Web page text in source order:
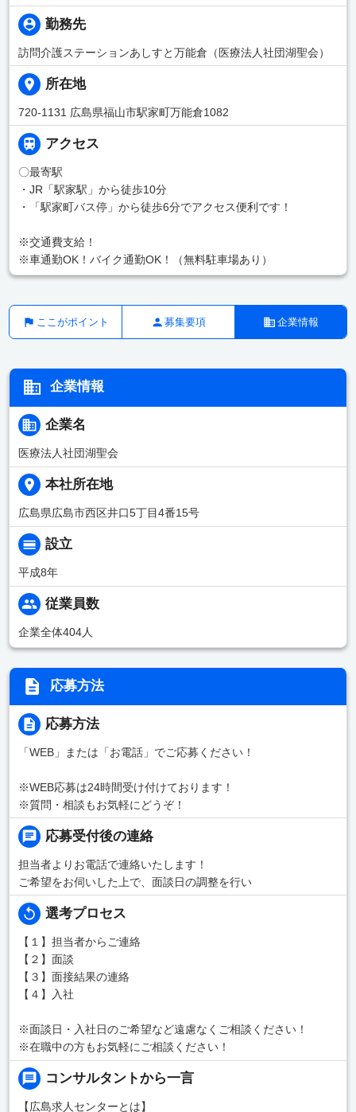
勤務先
訪問介護ステーションあしすと万能倉（医療法人社団湖聖会）
所在地
720-1131 広島県福山市駅家町万能倉1082
アクセス
〇最寄駅
・JR「駅家駅」から徒歩10分
・「駅家町バス停」から徒歩6分でアクセス便利です！
※交通費支給！
※車通勤OK！バイク通勤OK！（無料駐車場あり）
ここがポイント 募集要項 企業情報
企業情報
企業名
医療法人社団湖聖会
本社所在地
広島県広島市西区井口5丁目4番15号
設立
平成8年
従業員数
企業全体404人
応募方法
応募方法
「WEB」または「お電話」でご応募ください！
※WEB応募は24時間受け付けております！
※質問・相談もお気軽にどうぞ！
応募受付後の連絡
担当者よりお電話で連絡いたします！
ご希望をお伺いした上で、面談日の調整を行い
選考プロセス
【１】担当者からご連絡
【２】面談
【３】面接結果の連絡
【４】入社
※面談日・入社日のご希望など遠慮なくご相談ください！
※在職中の方もお気軽にご相談ください！
コンサルタントから一言
【広島求人センターとは】